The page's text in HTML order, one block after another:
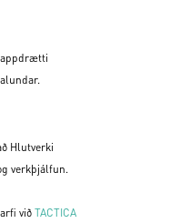
Hlutverki
verkþjálfun.
við TACTICA